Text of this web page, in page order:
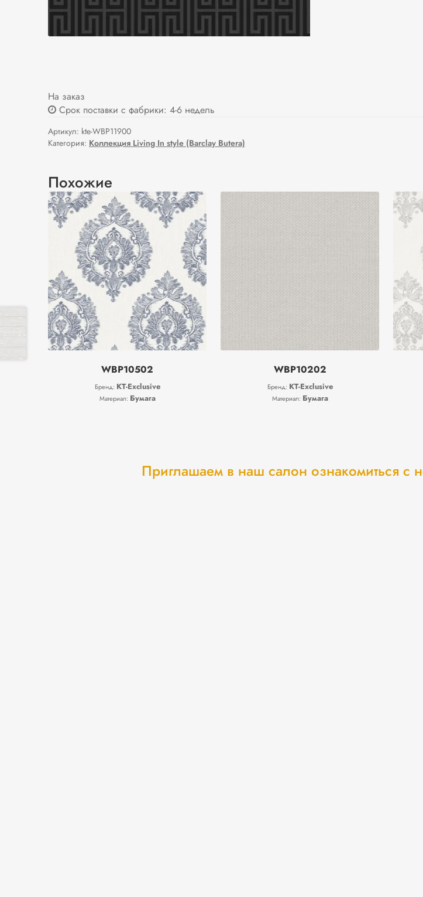
На заказ
Срок поставки с фабрики: 4-6 недель
Артикул: kte-WBP11900
Категория: Коллекция Living In style (Barclay Butera)
Похожие
WBP10502
Бренд: KT-Exclusive
Материал: Бумага
WBP10202
Бренд: KT-Exclusive
Материал: Бумага
Приглашаем в наш салон ознакомиться с